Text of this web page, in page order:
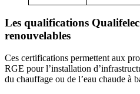
Les qualifications
renouvelables
Ces certifications permettent aux
RGE pour l’installation
du chauffage ou de l’eau chaude à